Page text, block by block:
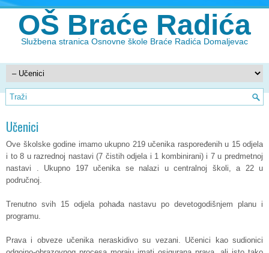
OŠ Braće Radića
Službena stranica Osnovne škole Braće Radića Domaljevac
Učenici
Ove školske godine imamo ukupno 219 učenika raspoređenih u 15 odjela
i to 8 u razrednoj nastavi (7 čistih odjela i 1 kombinirani) i 7 u predmetnoj
nastavi . Ukupno 197 učenika se nalazi u centralnoj školi, a 22 u
područnoj.
Trenutno svih 15 odjela pohađa nastavu po devetogodišnjem planu i
programu.
Prava i obveze učenika neraskidivo su vezani. Učenici kao sudionici